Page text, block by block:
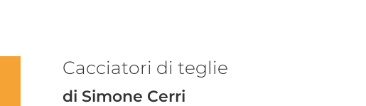
Cacciatori di teglie
di Simone Cerri